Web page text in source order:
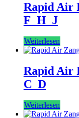
Rapid Air
F_H_J
Weiterlesen
Rapid Air
C_D
Weiterlesen